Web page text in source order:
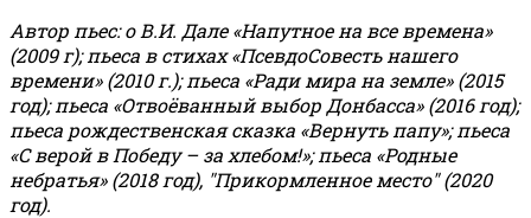
Автор пьес: о В.И. Дале «Напутное на все времена»
(2009 г); пьеса в стихах «ПсевдоСовесть нашего
времени» (2010 г.); пьеса «Ради мира на земле» (2015
год); пьеса «Отвоёванный выбор Донбасса» (2016 год);
пьеса рождественская сказка «Вернуть папу»; пьеса
«С верой в Победу – за хлебом!»;пьеса «Родные
небратья» (2018 год), "Прикормленное место" (2020
год).